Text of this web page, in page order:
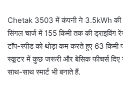
Chetak 3503 में कंपनी ने 3.5kWh की
सिंगल चार्ज में 155 किमी तक की ड्राइविंग
टॉप-स्पीड को थोड़ा कम करते हुए 63 किमी
स्कूटर में कुछ जरूरी और बेसिक फीचर्स दिए
साथ-साथ स्मार्ट भी बनाते हैं.